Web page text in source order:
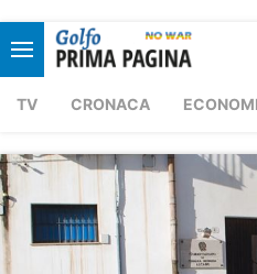
TV CRONACA